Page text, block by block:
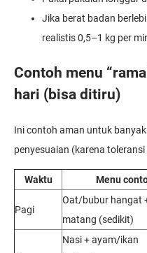
Jika berat badan
realistis 0,5–1 kg per
Contoh menu
hari (bisa ditiru)
Ini contoh aman untuk
penyesuaian (karena
Waktu Menu
Pagi
Oat/bubur hangat
matang (sedikit)
Nasi + ayam/ikan